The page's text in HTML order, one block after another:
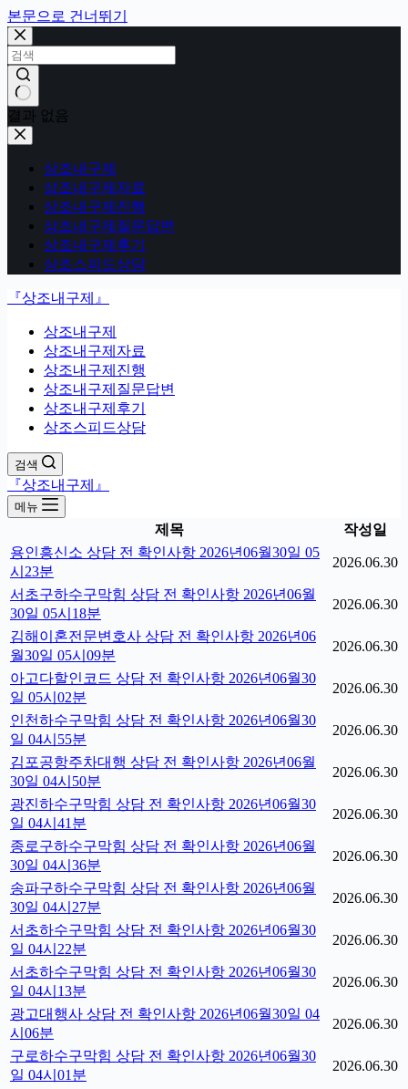
본문으로 건너뛰기
결과 없음
상조내구제
상조내구제자료
상조내구제진행
상조내구제질문답변
상조내구제후기
상조스피드상담
『상조내구제』
상조내구제
상조내구제자료
상조내구제진행
상조내구제질문답변
상조내구제후기
상조스피드상담
검색
『상조내구제』
메뉴
제목
작성일
용인흥신소 상담 전 확인사항 2026년06월30일 05
시23분
2026.06.30
서초구하수구막힘 상담 전 확인사항 2026년06월
30일 05시18분
2026.06.30
김해이혼전문변호사 상담 전 확인사항 2026년06
월30일 05시09분
2026.06.30
아고다할인코드 상담 전 확인사항 2026년06월30
일 05시02분
2026.06.30
인천하수구막힘 상담 전 확인사항 2026년06월30
일 04시55분
2026.06.30
김포공항주차대행 상담 전 확인사항 2026년06월
30일 04시50분
2026.06.30
광진하수구막힘 상담 전 확인사항 2026년06월30
일 04시41분
2026.06.30
종로구하수구막힘 상담 전 확인사항 2026년06월
30일 04시36분
2026.06.30
송파구하수구막힘 상담 전 확인사항 2026년06월
30일 04시27분
2026.06.30
서초하수구막힘 상담 전 확인사항 2026년06월30
일 04시22분
2026.06.30
서초하수구막힘 상담 전 확인사항 2026년06월30
일 04시13분
2026.06.30
광고대행사 상담 전 확인사항 2026년06월30일 04
시06분
2026.06.30
구로하수구막힘 상담 전 확인사항 2026년06월30
일 04시01분
2026.06.30